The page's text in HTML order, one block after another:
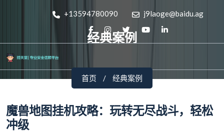
+13594780090 j9laoge@baidu.ag
经典案例
首页 经典案例
魔兽地图挂机攻略：玩转无尽战斗，轻松
冲级